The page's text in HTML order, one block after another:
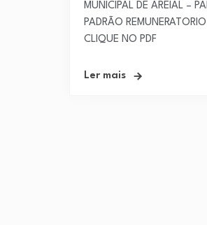
MUNICIPAL DE AREIAL –
PADRÃO
CLIQUE NO PDF
Ler mais